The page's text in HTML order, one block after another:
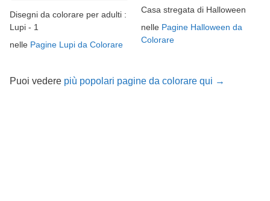
Disegni da colorare per adulti :
Lupi - 1
nelle Pagine Lupi da Colorare
Casa stregata di Halloween
nelle Pagine Halloween da
Colorare
Puoi vedere più popolari pagine da colorare qui →